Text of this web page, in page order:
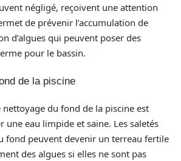
négligé, reçoivent une attention
de prévenir l’accumulation de
d’algues qui peuvent poser des
pour le bassin.
de la piscine
du fond de la piscine est
une eau limpide et saine. Les saletés
fond peuvent devenir un terreau fertile
des algues si elles ne sont pas